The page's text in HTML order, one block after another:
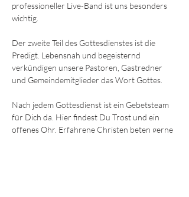
professioneller Live-Band ist uns besonders
wichtig.
Der zweite Teil des Gottesdienstes ist die
Predigt. Lebensnah und begeisternd
verkündigen unsere Pastoren, Gastredner
und Gemeindemitglieder das Wort Gottes.
Nach jedem Gottesdienst ist ein Gebetsteam
für Dich da. Hier findest Du Trost und ein
offenes Ohr. Erfahrene Christen beten gerne